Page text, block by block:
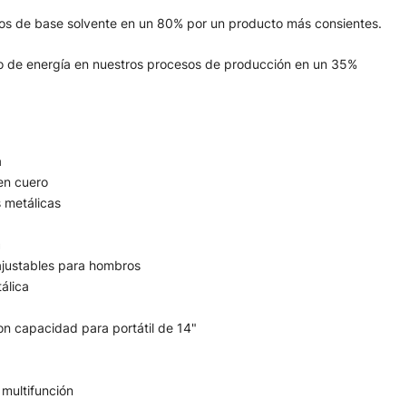
de base solvente en un 80% por un producto más consientes.
de energía en nuestros procesos de producción en un 35%
cuero
metálicas
para hombros
capacidad para portátil de 14"